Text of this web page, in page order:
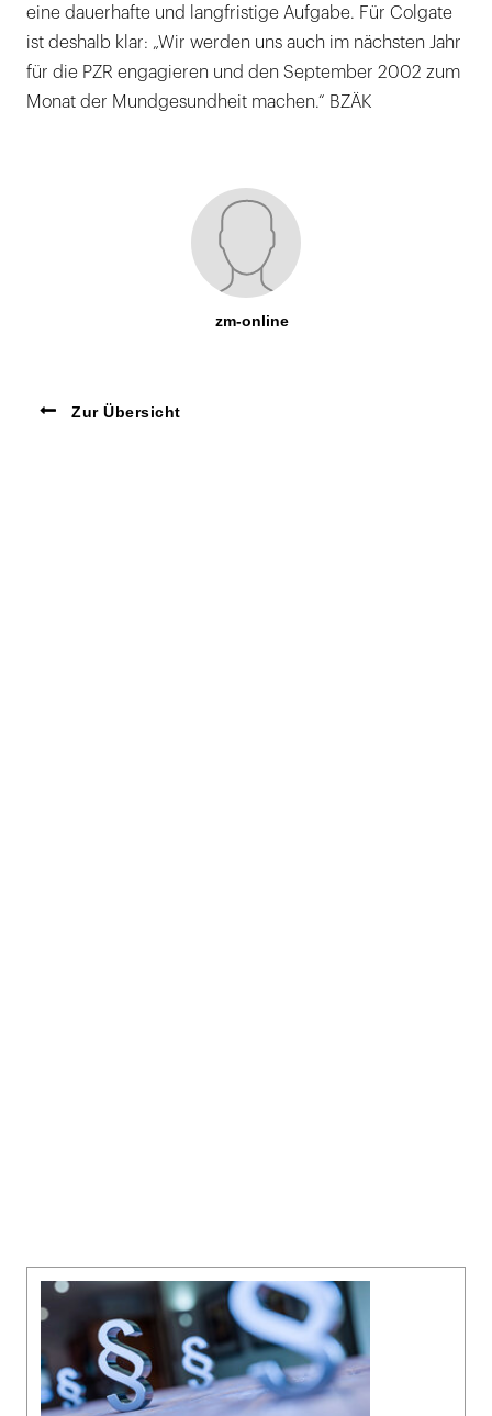
eine dauerhafte und langfristige Aufgabe. Für Colgate
ist deshalb klar: „Wir werden uns auch im nächsten Jahr
für die PZR engagieren und den September 2002 zum
Monat der Mundgesundheit machen.“ BZÄK
zm-online
Zur Übersicht